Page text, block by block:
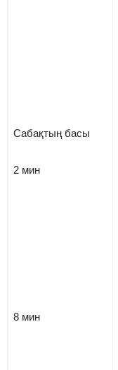
Сабақтың басы
2 мин
8 мин